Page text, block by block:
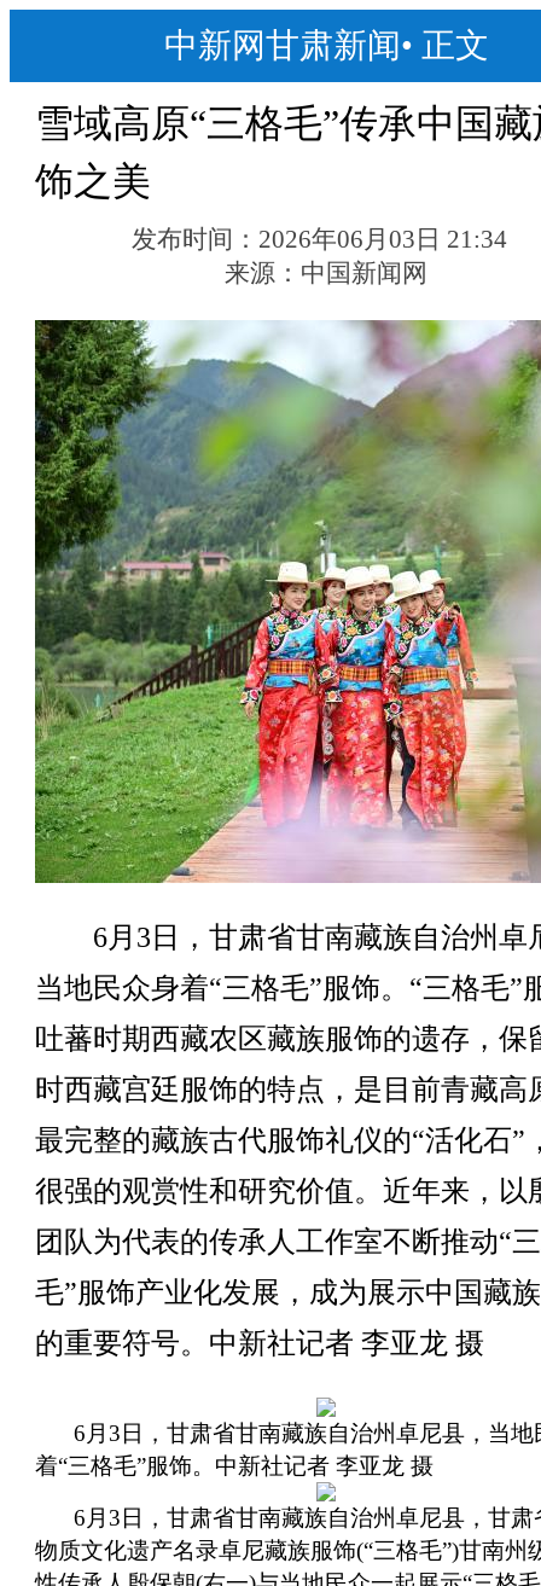
中新网甘肃新闻• 正文
雪域高原“三格毛”传承中国
饰之美
发布时间： 2026年06月03日 21:34
来源： 中国新闻网
6月3日，甘肃省甘南藏族自治州卓
当地民众身着“三格毛”服饰。“三格毛”
吐蕃时期西藏农区藏族服饰的遗存，保
时西藏宫廷服饰的特点，是目前青藏高
最完整的藏族古代服饰礼仪的“活化石”
很强的观赏性和研究价值。近年来，以
团队为代表的传承人工作室不断推动“
毛”服饰产业化发展，成为展示中国藏
的重要符号。中新社记者 李亚龙 摄
6月3日，甘肃省甘南藏族自治州卓尼县，当地
着“三格毛”服饰。中新社记者 李亚龙 摄
6月3日，甘肃省甘南藏族自治州卓尼县，甘肃
物质文化遗产名录卓尼藏族服饰(“三格毛”)甘南州